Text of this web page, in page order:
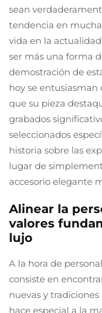
sean
tendencia en
vida en la
ser más una forma
demostración de
hoy se entusiasman
que su pieza
grabados
seleccionados
historia sobre las
lugar de
accesorio elegante
Alinear la
valores
lujo
A la hora de
consiste en
nuevas y
hace especial a la